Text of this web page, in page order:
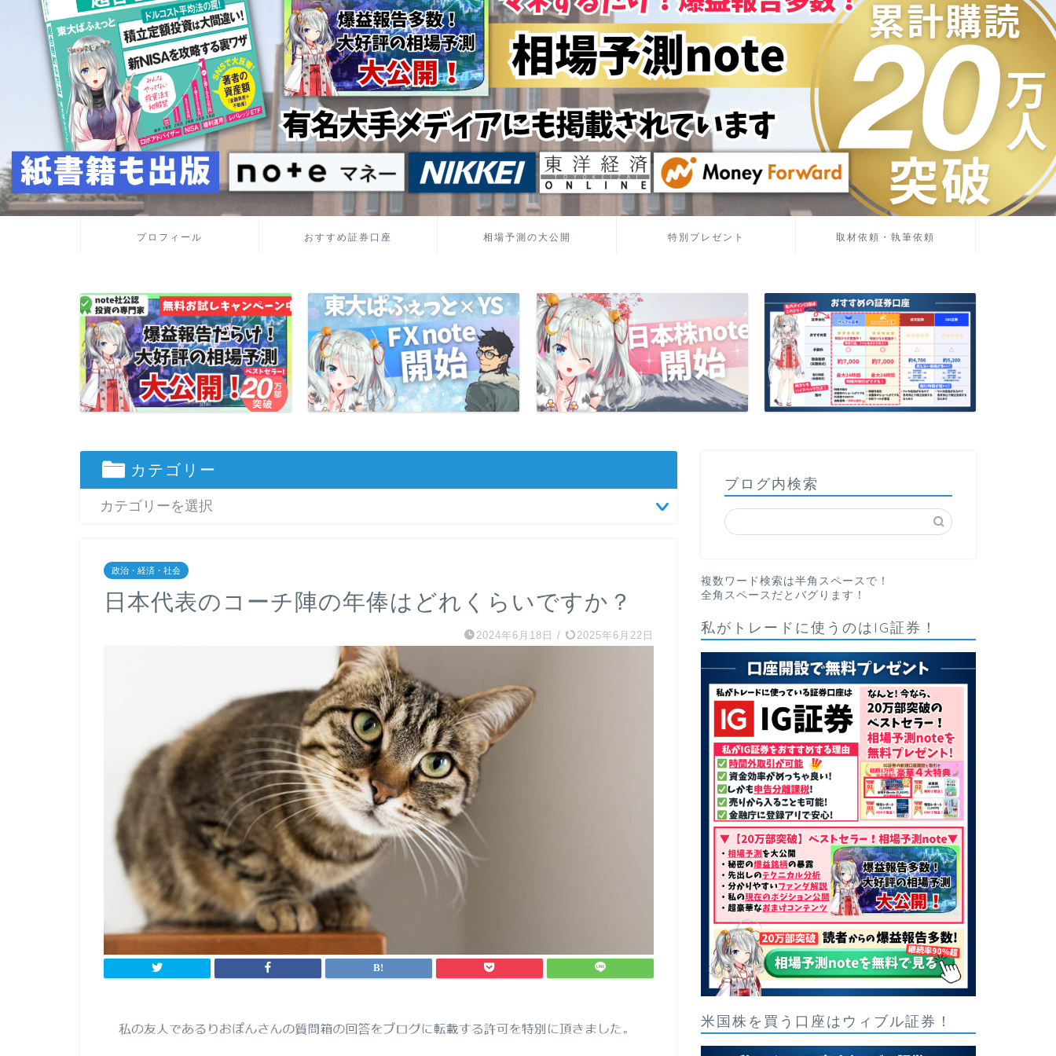
プロフィール おすすめ証券口座 相場予測の大公開 特別プレゼント 取材依頼・執筆依頼
カテゴリー
政治・経済・社会
日本代表のコーチ陣の年俸はどれくらいですか？
2024年6月18日 / 2025年6月22日
ブログ内検索
複数ワード検索は半角スペースで！
全角スペースだとバグります！
私がトレードに使うのはIG証券！
米国株を買う口座はウィブル証券！